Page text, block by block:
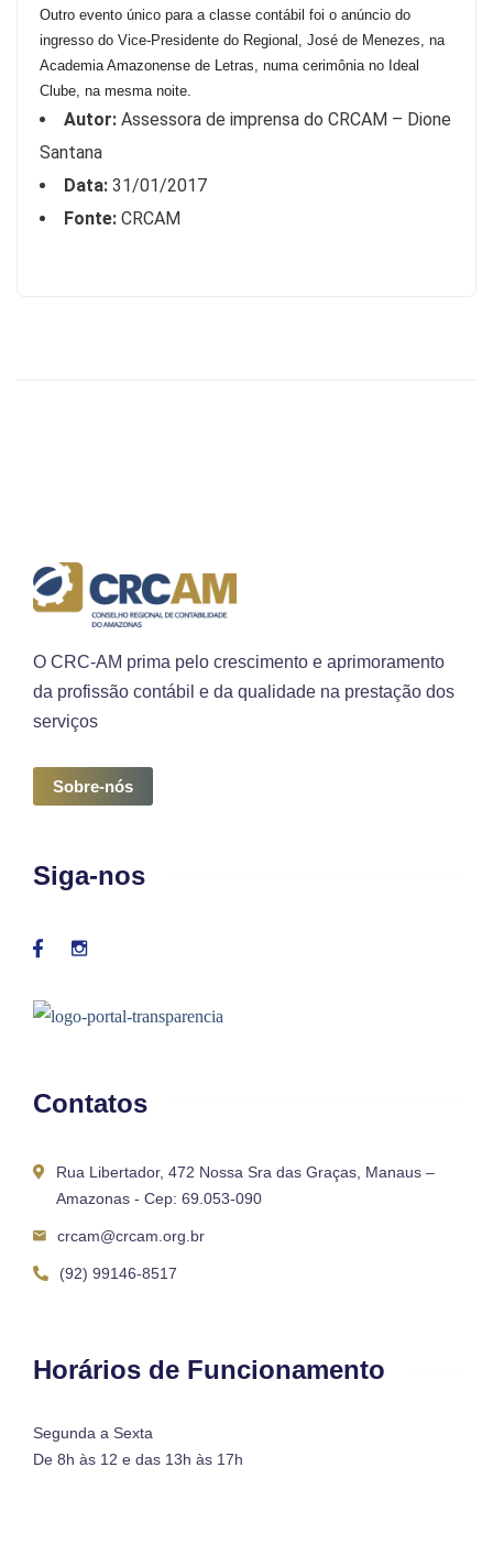
Outro evento único para a classe contábil foi o anúncio do
ingresso do Vice-Presidente do Regional, José de Menezes, na
Academia Amazonense de Letras, numa cerimônia no Ideal
Clube, na mesma noite.
Autor: Assessora de imprensa do CRCAM – Dione
Santana
Data: 31/01/2017
Fonte: CRCAM
O CRC-AM prima pelo crescimento e aprimoramento
da profissão contábil e da qualidade na prestação dos
serviços
Sobre-nós
Siga-nos
Contatos
Rua Libertador, 472 Nossa Sra das Graças, Manaus –
Amazonas - Cep: 69.053-090
crcam@crcam.org.br
(92) 99146-8517
Horários de Funcionamento
Segunda a Sexta
De 8h às 12 e das 13h às 17h